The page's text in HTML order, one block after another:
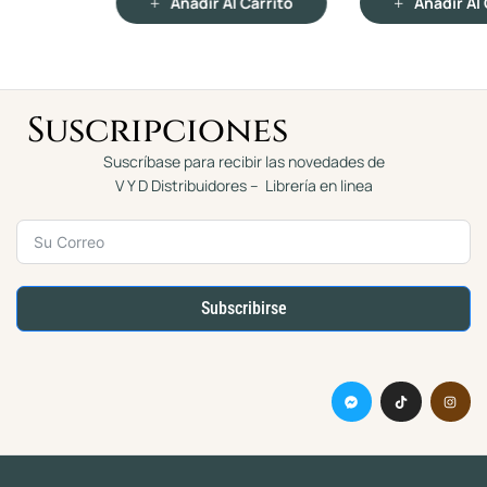
d
Suscripciones
Suscríbase para recibir las novedades de
V Y D Distribuidores – Librería en linea
Subscribirse